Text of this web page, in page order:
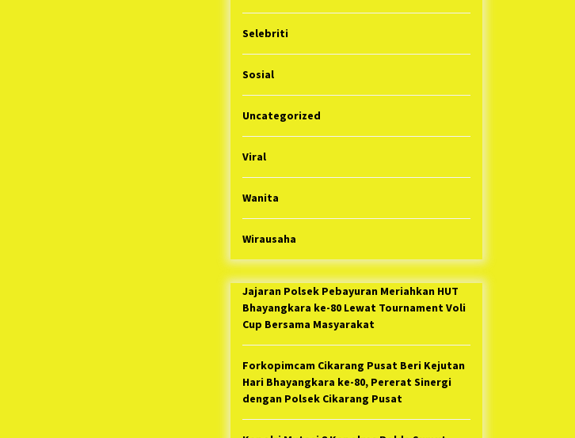
Selebriti
Sosial
Uncategorized
Viral
Wanita
Wirausaha
Jajaran Polsek Pebayuran Meriahkan HUT
Bhayangkara ke-80 Lewat Tournament Voli
Cup Bersama Masyarakat
Forkopimcam Cikarang Pusat Beri Kejutan
Hari Bhayangkara ke-80, Pererat Sinergi
dengan Polsek Cikarang Pusat